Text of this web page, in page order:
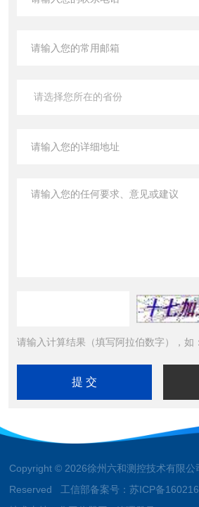
请输入计算结果（填写阿拉伯数字），如
Copyright © 2026徐州六和测控技术有限公
Reserved 工信部备案号：苏ICP备